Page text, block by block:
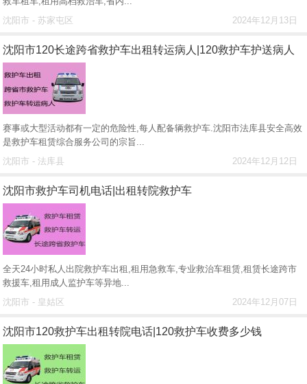
2024年12月13日
沈阳市 - 苏家屯区
沈阳市120长途跨省救护车出租转运病人|120救护车护送病人
赛事或大型活动都有一定的危险性,每人配备辆救护车.沈阳市法库县安全高效
是救护车租赁综合服务公司的宗旨...
2024年12月12日
沈阳市 - 法库县
沈阳市救护车司机电话|出租转院救护车
全天24小时私人出院救护车出租,租用急救车,专业救治车租赁,租赁长途跨市
救援车,租用成人监护车等异地...
2024年12月07日
沈阳市 - 皇姑区
沈阳市120救护车出租转院电话|120救护车收费多少钱